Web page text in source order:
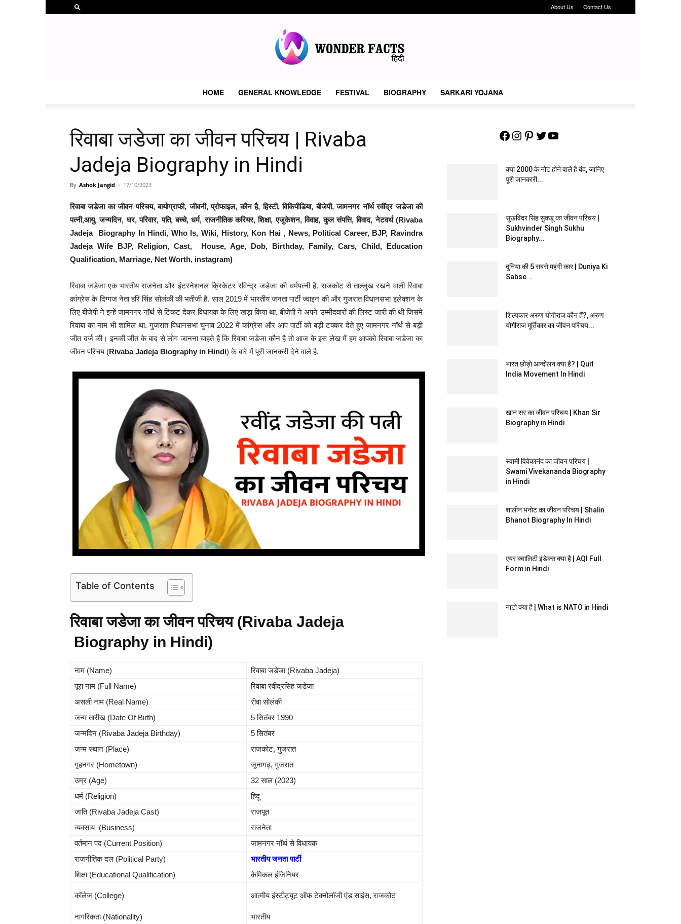
About Us Contact Us
Hindi
HOME GENERAL KNOWLEDGE FESTIVAL BIOGRAPHY SARKARI YOJANA
रिवाबा जडेजा का जीवन परिचय | Rivaba
Jadeja Biography in Hindi
By Ashok Jangid - 17/10/2023
रिवाबा जडेजा का जीवन परिचय, बायोग्राफी, जीवनी, प्रोफाइल, कौन है, हिस्टी, विकिपीडिया, बीजेपी, जामनगर नॉर्थ रवींद्र जडेजा की
पत्नी,आयु, जन्मदिन, घर, परिवार, पति, बच्चे, धर्म, राजनीतिक करियर, शिक्षा, एजुकेशन, विवाह, कुल संपत्ति, विवाद, नेटवर्थ (Rivaba
Jadeja Biography In Hindi, Who Is, Wiki, History, Kon Hai , News, Political Career, BJP, Ravindra
Jadeja Wife BJP, Religion, Cast, House, Age, Dob, Birthday, Family, Cars, Child, Education
Qualification, Marriage, Net Worth, instagram)
रिवाबा जडेजा एक भारतीय राजनेता और इंटरनेशनल क्रिकेटर रविन्द्र जडेजा की धर्मपत्नी है. राजकोट से ताल्लुख रखने वाली रिवाबा
कांग्रेस के दिग्गज नेता हरि सिंह सोलंकी की भतीजी है. साल 2019 में भारतीय जनता पार्टी ज्वाइन की और गुजरात विधानसभा इलेक्शन के
लिए बीजेपी ने इन्हें जामनगर नॉर्थ से टिकट देकर विधायक के लिए खड़ा किया था. बीजेपी ने अपने उम्मीदवारों की लिस्ट जारी की थी जिसमे
रिवाबा का नाम भी शामिल था. गुजरात विधानसभा चुनाव 2022 में कांग्रेस और आप पार्टी को बड़ी टक्कर देते हुए जामनगर नॉर्थ से बड़ी
जीत दर्ज की। इनकी जीत के बाद सेलोग जानना चाहते है कि रिवाबा जडेजा कौन है तो आज के इस लेख में हम आपको रिवाबा जडेजा का
जीवन परिचय (Rivaba Jadeja Biography in Hindi) के बारे में पूरी जानकरी देने वाले है.
Table of Contents
रिवाबा जडेजा का जीवन परिचय (Rivaba Jadeja
Biography in Hindi)
नाम (Name)
रिवाबा जडेजा (Rivaba Jadeja)
पूरा नाम (Full Name)
रिवाबा रवींद्रसिंह जडेजा
असली नाम (Real Name)
रीवा सोलंकी
जन्म तारीख (Date Of Birth)
5 सितंबर 1990
जन्मदिन (Rivaba Jadeja Birthday)
5 सितंबर
जन्म स्थान (Place)
राजकोट, गुजरात
गृहनगर (Hometown)
जूनागढ़, गुजरात
उम्र (Age)
32 साल (2023)
धर्म (Religion)
हिंदू
जाति (Rivaba Jadeja Cast)
राजपूत
व्यवसाय (Business)
राजनेता
वर्तमान पद (Current Position)
जामनगर नॉर्थ से विधायक
राजनीतिक दल (Political Party)
भारतीय जनता पार्टी
शिक्षा (Educational Qualification)
केमिकल इंजिनियर
कॉलेज (College) आत्मीय इंस्टीट्यूट ऑफ टेक्नोलॉजी एंड साइंस, राजकोट
नागरिकता (Nationality)
भारतीय
Facebook
Instagram
Pinterest
Twitter
YouTube
क्या 2000 के नोट होने वाले है बंद, जानिए
पूरी जानकारी...
सुखविंदर सिंह सुक्खू का जीवन परिचय |
Sukhvinder Singh Sukhu
Biography...
दुनिया की 5 सबसे महंगी कार | Duniya Ki
Sabse...
शिल्पकार अरुण योगीराज कौन हैं?, अरुण
योगीराज मूर्तिकार का जीवन परिचय...
भारत छोड़ो आन्दोलन क्या है? | Quit
India Movement In Hindi
खान सर का जीवन परिचय | Khan Sir
Biography in Hindi
स्वामी विवेकानंद का जीवन परिचय |
Swami Vivekananda Biography
in Hindi
शालीन भनोट का जीवन परिचय | Shalin
Bhanot Biography In Hindi
एयर क्वालिटी इंडेक्स क्या है | AQI Full
Form in Hindi
नाटो क्या है | What is NATO in Hindi